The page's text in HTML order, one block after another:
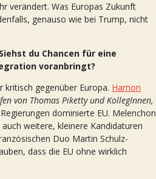
verändert. Was Europas Zukunft
genauso wie bei Trump, nicht
du Chancen für eine
voranbringt?
gegenüber Europa. Hamon
von Thomas Piketty und KollegInnen,
dominierte EU. Melenchon
weitere, kleinere Kandidaturen
Duo Martin Schulz-
dass die EU ohne wirklich